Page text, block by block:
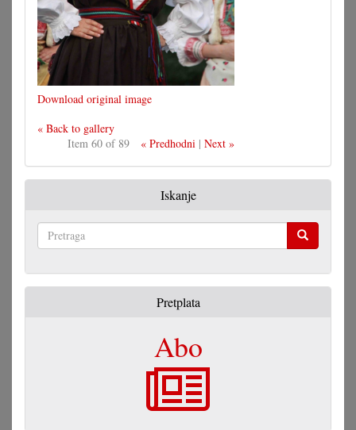
Download original image
« Back to gallery
Item 60 of 89
« Predhodni | Next »
Iskanje
Pretplata
Abo